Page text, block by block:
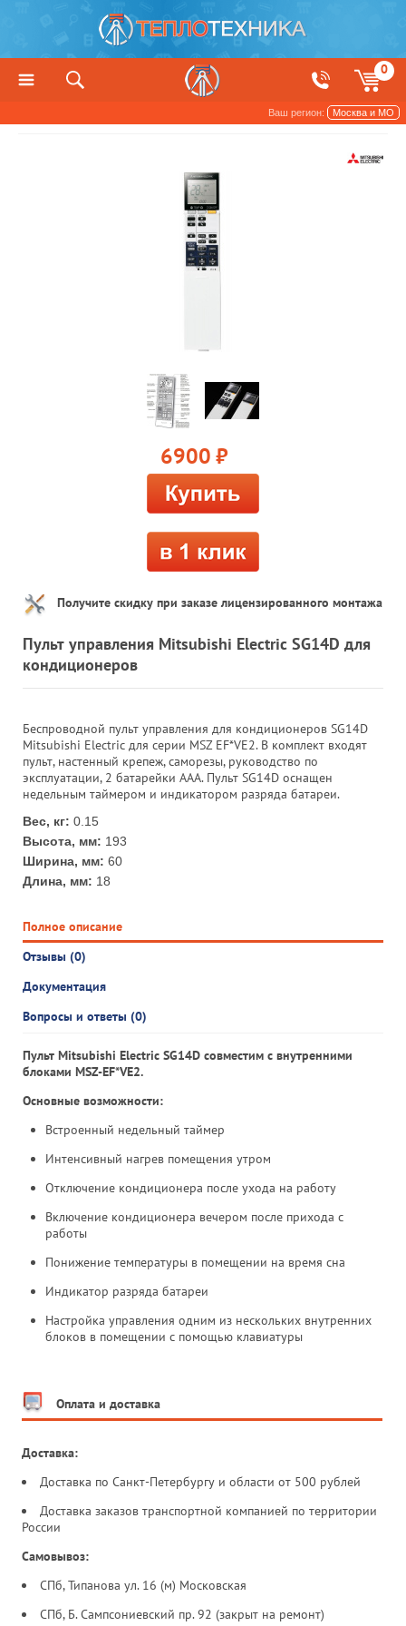
0
Ваш регион: Москва и МО
6900 руб.
Получите скидку при заказе лицензированного монтажа
Пульт управления Mitsubishi Electric SG14D для
кондиционеров
Беспроводной пульт управления для кондиционеров SG14D
Mitsubishi Electric для серии MSZ EF*VE2. В комплект входят
пульт, настенный крепеж, саморезы, руководство по
эксплуатации, 2 батарейки ААА. Пульт SG14D оснащен
недельным таймером и индикатором разряда батареи.
Вес, кг: 0.15
Высота, мм: 193
Ширина, мм: 60
Длина, мм: 18
Полное описание
Отзывы (0)
Документация
Вопросы и ответы (0)
Пульт Mitsubishi Electric SG14D совместим с внутренними
блоками MSZ-EF*VE2.
Основные возможности:
Встроенный недельный таймер
Интенсивный нагрев помещения утром
Отключение кондиционера после ухода на работу
Включение кондиционера вечером после прихода с
работы
Понижение температуры в помещении на время сна
Индикатор разряда батареи
Настройка управления одним из нескольких внутренних
блоков в помещении с помощью клавиатуры
Оплата и доставка
Доставка:
Доставка по Санкт-Петербургу и области от 500 рублей
Доставка заказов транспортной компанией по территории
России
Самовывоз:
СПб, Типанова ул. 16 (м) Московская
СПб, Б. Сампсониевский пр. 92 (закрыт на ремонт)